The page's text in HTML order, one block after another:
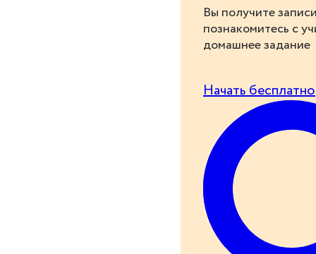
Вы получите
познакомитесь с
домашнее задание
Начать бесплатно